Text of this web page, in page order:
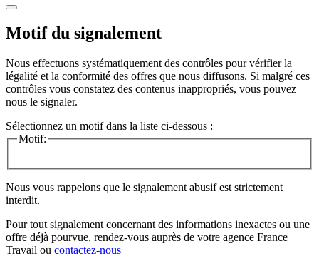
Motif du signalement
Nous effectuons systématiquement des contrôles pour vérifier la
légalité et la conformité des offres que nous diffusons. Si malgré ces
contrôles vous constatez des contenus inappropriés, vous pouvez
nous le signaler.
Sélectionnez un motif dans la liste ci-dessous :
Motif:
Nous vous rappelons que le signalement abusif est strictement
interdit.
Pour tout signalement concernant des informations inexactes ou une
offre déjà pourvue, rendez-vous auprès de votre agence France
Travail ou contactez-nous